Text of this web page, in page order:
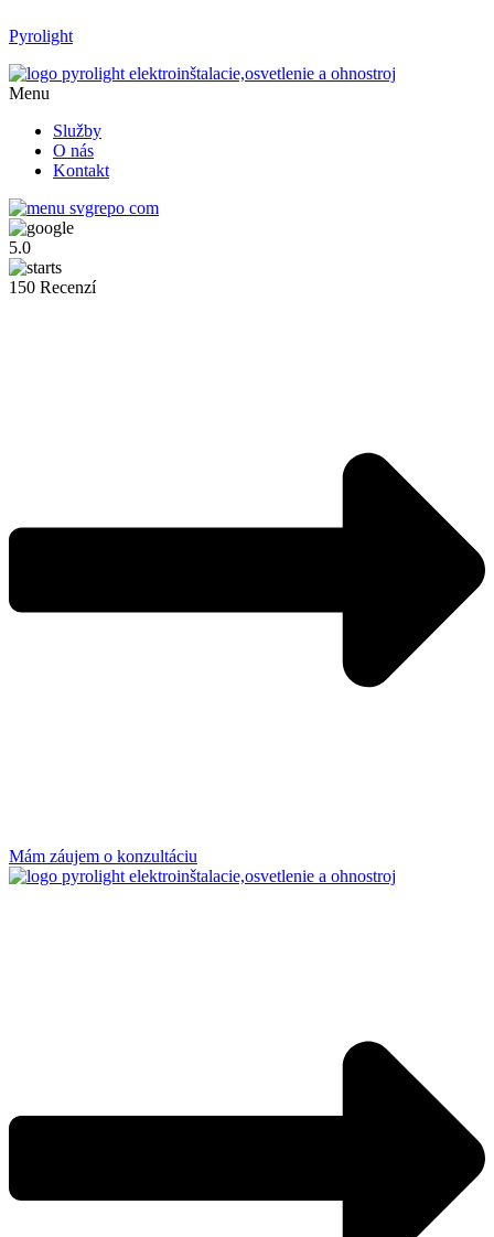
Pyrolight
Menu
Služby
O nás
Kontakt
5.0
150 Recenzí
Mám záujem o konzultáciu